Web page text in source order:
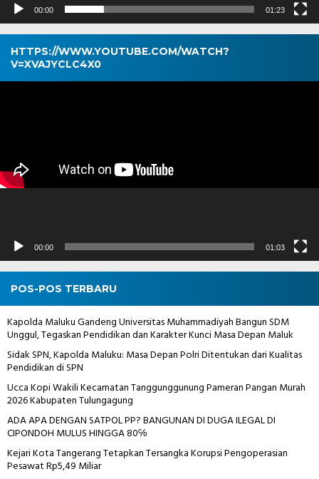
00:00 01:23
HTTPS://WWW.YOUTUBE.COM/WATCH?
V=XVAJYCLC4X0
Pemutar
00:00 01:03
POS-POS TERBARU
Kapolda Maluku Gandeng Universitas Muhammadiyah Bangun SDM
Unggul, Tegaskan Pendidikan dan Karakter Kunci Masa Depan Maluk
Sidak SPN, Kapolda Maluku: Masa Depan Polri Ditentukan dari Kualitas
Pendidikan di SPN
Ucca Kopi Wakili Kecamatan Tanggunggunung Pameran Pangan Murah
2026 Kabupaten Tulungagung
ADA APA DENGAN SATPOL PP? BANGUNAN DI DUGA ILEGAL DI
CIPONDOH MULUS HINGGA 80℅
Kejari Kota Tangerang Tetapkan Tersangka Korupsi Pengoperasian
Pesawat Rp5,49 Miliar